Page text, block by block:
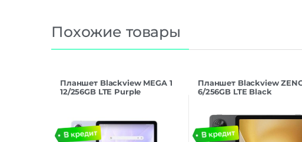
Похожие товары
Планшет Blackview MEGA 1
12/256GB LTE Purple
Планшет Blackview
6/256GB LTE Black